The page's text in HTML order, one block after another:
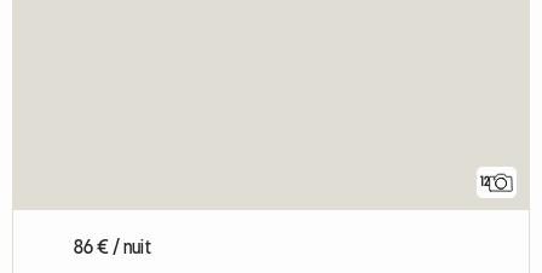
12
86 € / nuit